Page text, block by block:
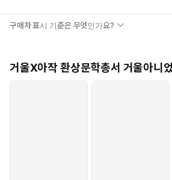
구매자 표시 기준은 무엇인가요?
거울X아작 환상문학총서 거울아니